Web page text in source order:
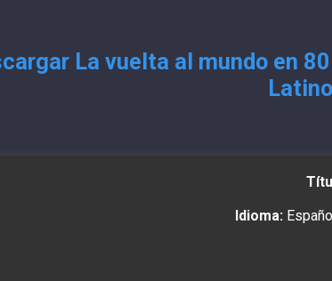
La vuelta al mundo en
Idioma: